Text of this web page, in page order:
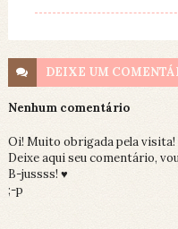
DEIXE UM
Nenhum comentário
Oi! Muito obrigada pela visita!
Deixe aqui seu comentário,
B-jussss! ♥
;-p